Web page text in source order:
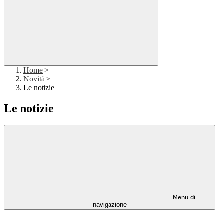
Home >
Novità >
Le notizie
Le notizie
Menu di
navigazione